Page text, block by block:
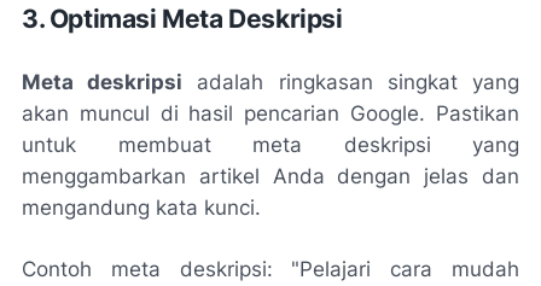
3. Optimasi Meta Deskripsi
Meta deskripsi adalah ringkasan singkat yang
akan muncul di hasil pencarian Google. Pastikan
untuk membuat meta deskripsi yang
menggambarkan artikel Anda dengan jelas dan
mengandung kata kunci.
Contoh meta deskripsi: "Pelajari cara mudah